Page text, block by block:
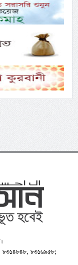
৮৩১৪৮৪৮, ৮৩১৬৯৫৮;